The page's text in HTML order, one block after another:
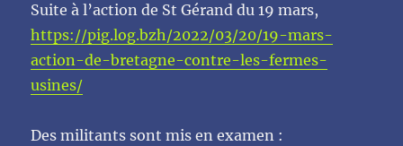
Suite à l’action de St Gérand du 19 mars,
https://pig.log.bzh/2022/03/20/19-mars-
action-de-bretagne-contre-les-fermes-
usines/
Des militants sont mis en examen :